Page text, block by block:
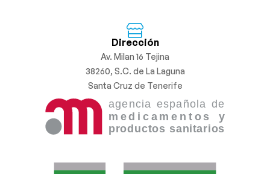
Dirección
Av. Milan 16 Tejina
38260, S.C. de La Laguna
Santa Cruz de Tenerife